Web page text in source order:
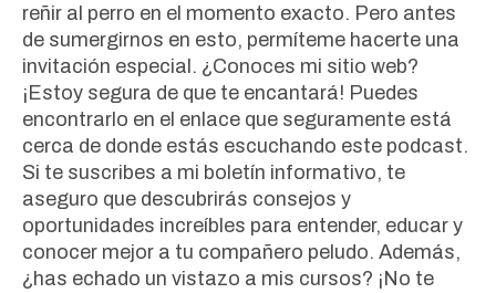
reñir al perro en el momento exacto. Pero antes
de sumergirnos en esto, permíteme hacerte una
invitación especial. ¿Conoces mi sitio web?
¡Estoy segura de que te encantará! Puedes
encontrarlo en el enlace que seguramente está
cerca de donde estás escuchando este podcast.
Si te suscribes a mi boletín informativo, te
aseguro que descubrirás consejos y
oportunidades increíbles para entender, educar y
conocer mejor a tu compañero peludo. Además,
¿has echado un vistazo a mis cursos? ¡No te